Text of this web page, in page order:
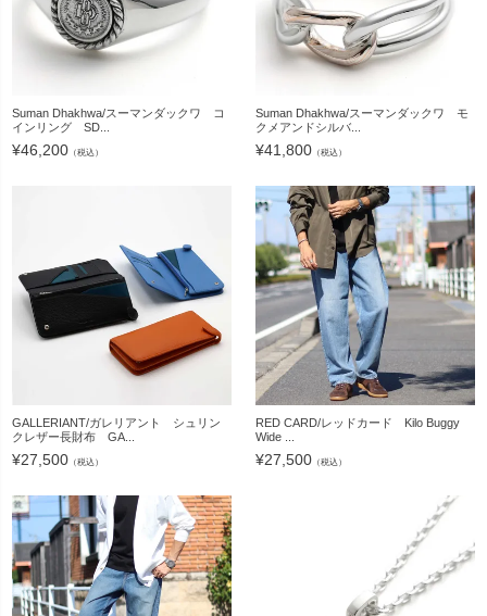
Suman Dhakhwa/スーマンダックワ コ
インリング SD...
¥46,200 （税込）
Suman Dhakhwa/スーマンダックワ モ
クメアンドシルバ...
¥41,800 （税込）
GALLERIANT/ガレリアント シュリン
クレザー長財布 GA...
¥27,500 （税込）
RED CARD/レッドカード Kilo Buggy
Wide ...
¥27,500 （税込）